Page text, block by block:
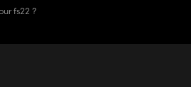
pour fs22 ?